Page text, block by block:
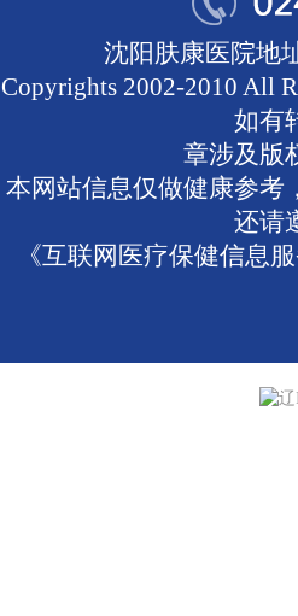
沈阳肤康医院地
Copyrights 2002-2010 All
如有
章涉及版
本网站信息仅做健康参考
还请
《互联网医疗保健信息
辽